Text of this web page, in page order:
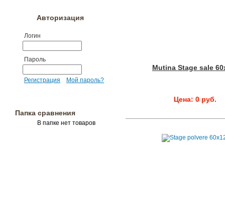
Авторизация
Логин
Пароль
Регистрация Мой пароль?
Папка сравнения
В папке нет товаров
Mutina Stage sale
Цена: 0 руб.